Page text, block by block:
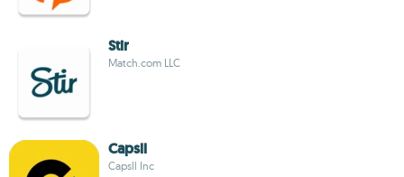
Stir
Match.com LLC
Capsll
Capsll Inc